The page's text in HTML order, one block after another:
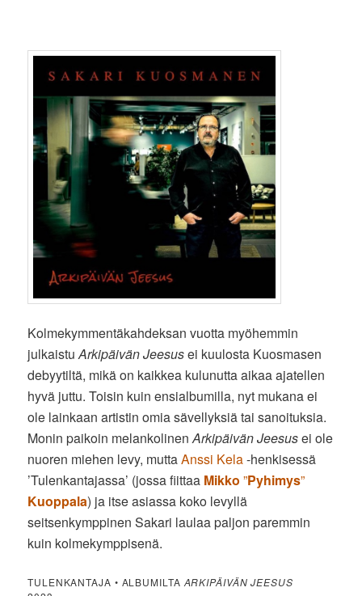
Kolmekymmentäkahdeksan vuotta myöhemmin
julkaistuArkipäivän Jeesusei kuulosta Kuosmasen
debyytiltä, mikä on kaikkea kulunutta aikaa ajatellen
hyvä juttu. Toisin kuin ensialbumilla, nyt mukana ei
ole lainkaan artistin omia sävellyksiä tai sanoituksia.
Monin paikoin melankolinenArkipäivän Jeesusei ole
nuoren miehen levy, muttaAnssi Kela-henkisessä
’Tulenkantajassa’ (jossa fiittaa Mikko ”Pyhimys”
Kuoppala) ja itse asiassa koko levyllä
seitsenkymppinen Sakari laulaa paljon paremmin
kuin kolmekymppisenä.
TULENKANTAJA • ALBUMILTA ARKIPÄIVÄN JEESUS